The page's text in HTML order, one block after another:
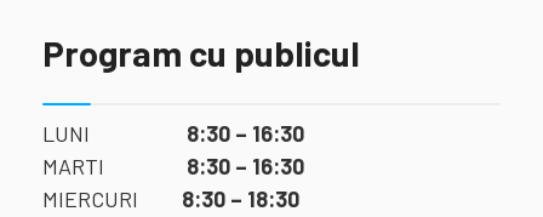
Program cu publicul
LUNI 8:30 – 16:30
MARTI 8:30 – 16:30
MIERCURI 8:30 – 18:30